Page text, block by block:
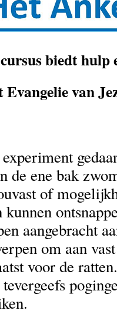
biedt hulp
van
de ene bak
of
aangebracht
om aan
voor de